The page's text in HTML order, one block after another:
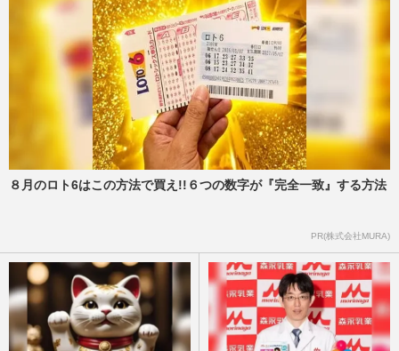
８月のロト6はこの方法で買え!!６つの数字が『完全一致』する方法
PR(株式会社MURA)